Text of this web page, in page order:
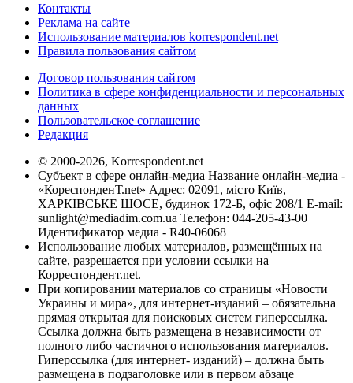
Контакты
Реклама на сайте
Использование материалов korrespondent.net
Правила пользования сайтом
Договор пользования сайтом
Политика в сфере конфиденциальности и персональных
данных
Пользовательское соглашение
Редакция
© 2000-2026, Korrespondent.net
Субъект в сфере онлайн-медиа Название онлайн-медиа -
«КореспонденТ.net» Адрес: 02091, місто Київ,
ХАРКІВСЬКЕ ШОСЕ, будинок 172-Б, офіс 208/1 E-mail:
sunlight@mediadim.com.ua Телефон: 044-205-43-00
Идентификатор медиа - R40-06068
Использование любых материалов, размещённых на
сайте, разрешается при условии ссылки на
Корреспондент.net.
При копировании материалов со страницы «Новости
Украины и мира», для интернет-изданий – обязательна
прямая открытая для поисковых систем гиперссылка.
Ссылка должна быть размещена в независимости от
полного либо частичного использования материалов.
Гиперссылка (для интернет- изданий) – должна быть
размещена в подзаголовке или в первом абзаце